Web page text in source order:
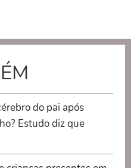
do pai após
Estudo diz que